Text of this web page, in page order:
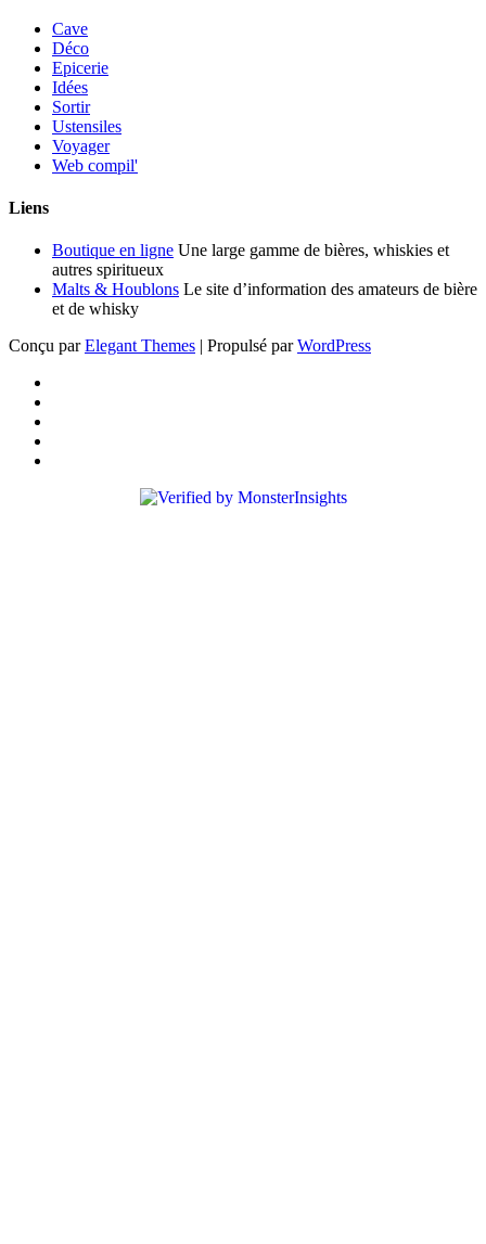
Cave
Déco
Epicerie
Idées
Sortir
Ustensiles
Voyager
Web compil'
Liens
Boutique en ligne Une large gamme de bières, whiskies et
autres spiritueux
Malts & Houblons Le site d’information des amateurs de bière
et de whisky
Conçu parElegant Themes | Propulsé parWordPress